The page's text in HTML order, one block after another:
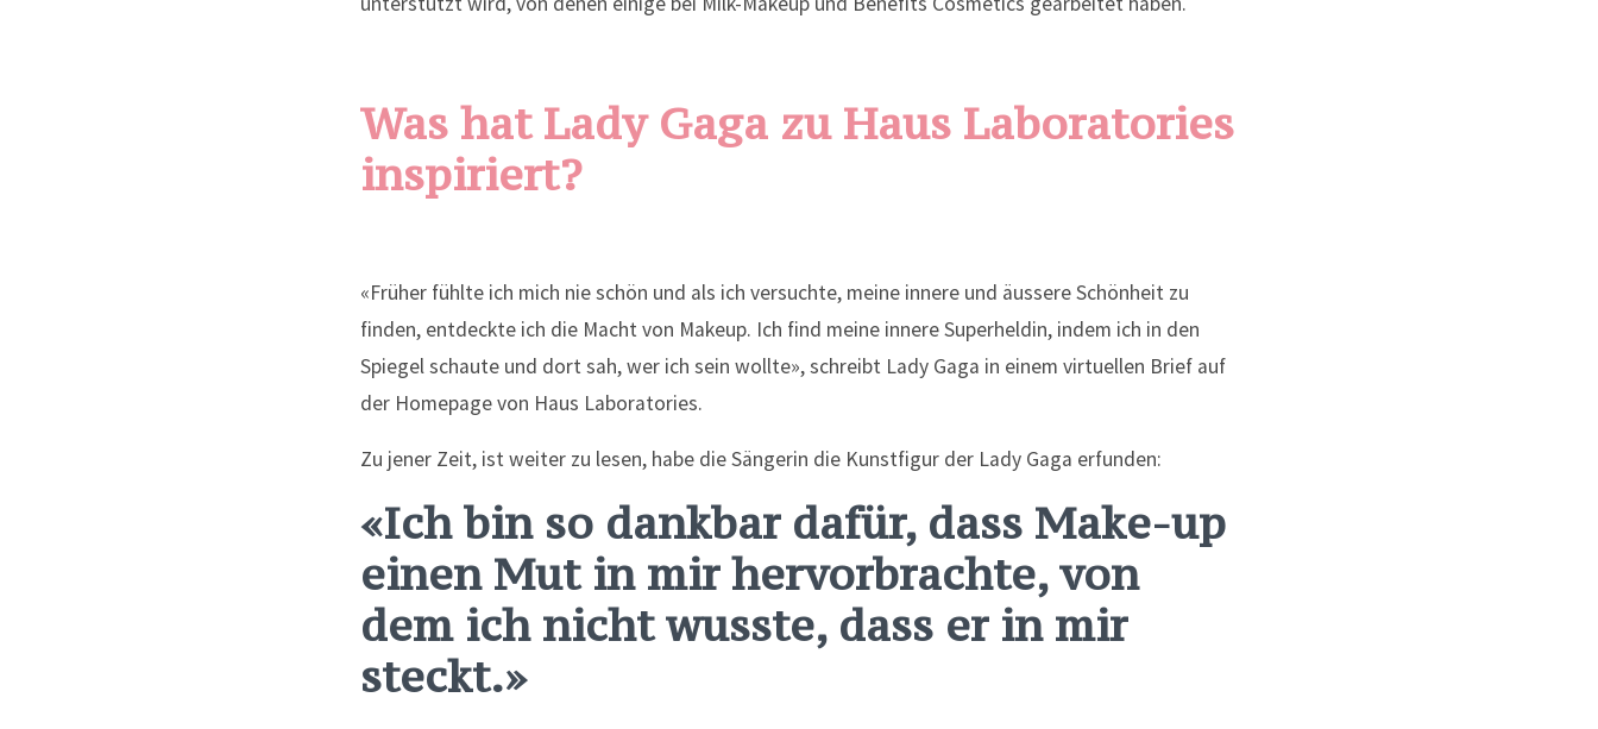
Was hat Lady Gaga zu Haus Laboratories
inspiriert?
«Früher fühlte ich mich nie schön und als ich versuchte, meine innere und äussere Schönheit zu
finden, entdeckte ich die Macht von Makeup. Ich find meine innere Superheldin, indem ich in den
Spiegel schaute und dort sah, wer ich sein wollte», schreibt Lady Gaga in einem virtuellen Brief auf
der Homepage von Haus Laboratories.
Zu jener Zeit, ist weiter zu lesen, habe die Sängerin die Kunstfigur der Lady Gaga erfunden:
«Ich bin so dankbar dafür, dass Make-up
einen Mut in mir hervorbrachte, von
dem ich nicht wusste, dass er in mir
steckt.»